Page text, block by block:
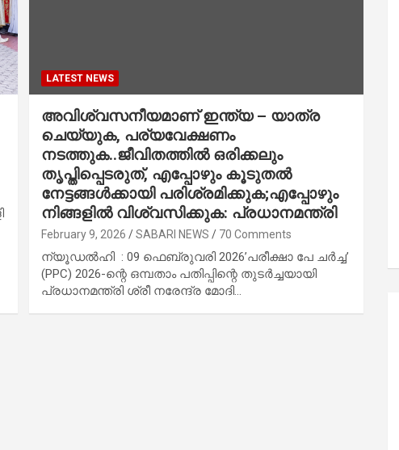
LATEST NEWS
അവിശ്വസനീയമാണ് ഇന്ത്യ – യാത്ര
ചെയ്യുക, പര്യവേക്ഷണം
നടത്തുക..ജീവിതത്തിൽ ഒരിക്കലും
തൃപ്തിപ്പെടരുത്, എപ്പോഴും കൂടുതൽ
നേട്ടങ്ങൾക്കായി പരിശ്രമിക്കുക;എപ്പോഴും
നിങ്ങളിൽ വിശ്വസിക്കുക: പ്രധാനമന്ത്രി
February 9, 2026 SABARI NEWS 70 Comments
ന്യൂഡൽഹി : 09 ഫെബ്രുവരി 2026’പരീക്ഷാ പേ ചർച്ച’
(PPC) 2026-ന്റെ ഒമ്പതാം പതിപ്പിന്റെ തുടർച്ചയായി
പ്രധാനമന്ത്രി ശ്രീ നരേന്ദ്ര മോദി…